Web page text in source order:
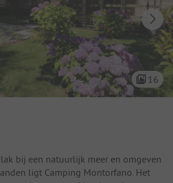
16
bij een natuurlijk meer en omgeven
ligt Camping Montorfano. Het